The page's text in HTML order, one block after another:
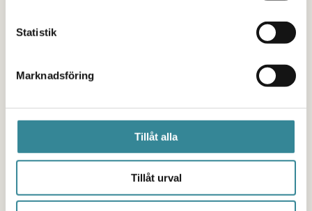
Statistik
Marknadsföring
Tillåt alla
Tillåt urval
Att ta kontakt med oss är ett första steg för att få
stöd har själv erfarenhet av att växa upp med
kännas -